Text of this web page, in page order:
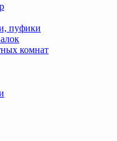
пуфики
комнат